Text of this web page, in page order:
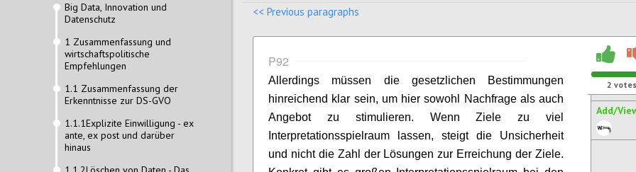
Big Data, Innovation und
Datenschutz
1 Zusammenfassung und
wirtschaftspolitische
Empfehlungen
1.1 Zusammenfassung der
Erkenntnisse zur DS-GVO
1.1.1Explizite Einwilligung - ex
ante, ex post und darüber
hinaus
<< Previous paragraphs
P92
Allerdings müssen die gesetzlichen Bestimmungen
hinreichend klar sein, um hier sowohl Nachfrage als auch
Angebot zu stimulieren. Wenn Ziele zu viel
Interpretationsspielraum lassen, steigt die Unsicherheit
und nicht die Zahl der Lösungen zur Erreichung der Ziele.
2 votes
Add/